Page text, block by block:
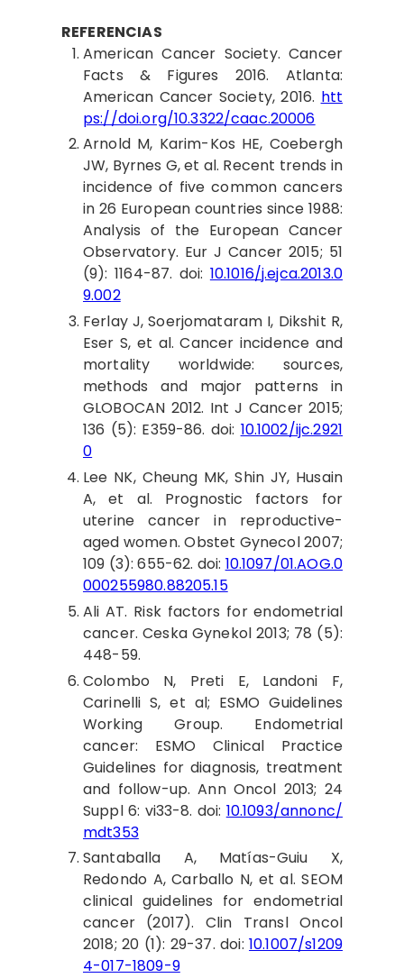
REFERENCIAS
American Cancer Society. Cancer
Facts & Figures 2016. Atlanta:
American Cancer Society, 2016. htt
ps://doi.org/10.3322/caac.20006
ArnoldM, Karim-Kos HE, Coebergh
JW, Byrnes G, et al. Recent trends in
incidence of five common cancers
in 26 European countries since 1988:
Analysis of the European Cancer
Observatory. Eur J Cancer 2015; 51
(9): 1164-87. doi: 10.1016/j.ejca.2013.0
9.002
FerlayJ, Soerjomataram I, Dikshit R,
Eser S, et al. Cancer incidence and
mortality worldwide: sources,
methods and major patterns in
GLOBOCAN 2012. Int J Cancer 2015;
136 (5): E359-86. doi: 10.1002/ijc.2921
0
Lee NK, Cheung MK, Shin JY, Husain
A, et al. Prognostic factors for
uterine cancer in reproductive-
aged women. Obstet Gynecol 2007;
109 (3): 655-62. doi: 10.1097/01.AOG.0
000255980.88205.15
Ali AT. Risk factors for endometrial
cancer. Ceska Gynekol 2013; 78 (5):
448-59.
Colombo N, Preti E, Landoni F,
Carinelli S, et al; ESMO Guidelines
Working Group. Endometrial
cancer: ESMO Clinical Practice
Guidelines for diagnosis, treatment
and follow-up. Ann Oncol 2013; 24
Suppl 6: vi33-8. doi: 10.1093/annonc/
mdt353
Santaballa A, Matías-Guiu X,
Redondo A, Carballo N, et al. SEOM
clinical guidelines for endometrial
cancer (2017). Clin Transl Oncol
2018; 20 (1): 29-37. doi:10.1007/s1209
4-017-1809-9